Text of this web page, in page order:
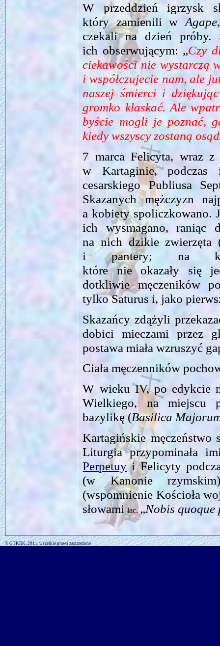
W przeddzień igrzysk
który zamienili wAgape
czekali na dzień próby.
ich obserwującym: „Czy
ciekawości nie wystarczą
i współczujecie nam, ale
naszej śmierci i
gromko klaskać. Ale
byście mogli je poznać,
kiedy wszyscy zostaną
7 marca Felicyta, wraz z
w Kartaginie,
cesarskiego Publiusa
Skazanych mężczyzn
a kobiety spoliczkowano.
ich wysmagano, raniąc
na nich dzikie zwierzęta
i pantery; na
które nie okazały się
dotkliwie męczeników
tylko Saturus i, jako
Skazańcy zdążyli
dobici mieczami przez
postawa miała wzruszyć
Ciała męczenników
W wieku IV, po edykcie
Wielkiego, na miejscu
bazylikę (Basilica
Kartagińskie męczeństwo
Liturgia przypominała
Perpetuyi Felicyty
(w Kanonie
(wspomnienie Kościoła
słowamiłac.„Nobis quoque
© GTKRK, 2011, wszelkie prawa zastrzeżone